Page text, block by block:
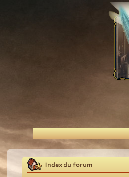
Recherche
Index du forum